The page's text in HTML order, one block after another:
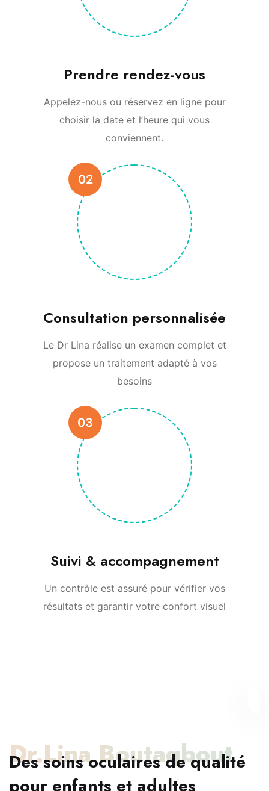
Prendre rendez-vous
Appelez-nous ou réservez en ligne pour
choisir la date et l’heure qui vous
conviennent.
02
Consultation personnalisée
Le Dr Lina réalise un examen complet et
propose un traitement adapté à vos
besoins
03
Suivi & accompagnement
Un contrôle est assuré pour vérifier vos
résultats et garantir votre confort visuel
Dr.Lina Boutaqbout
Des soins oculaires de qualité
pour enfants et adultes